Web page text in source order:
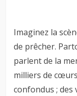
Imaginez la
de prêcher.
parlent de la
milliers de
confondus ;